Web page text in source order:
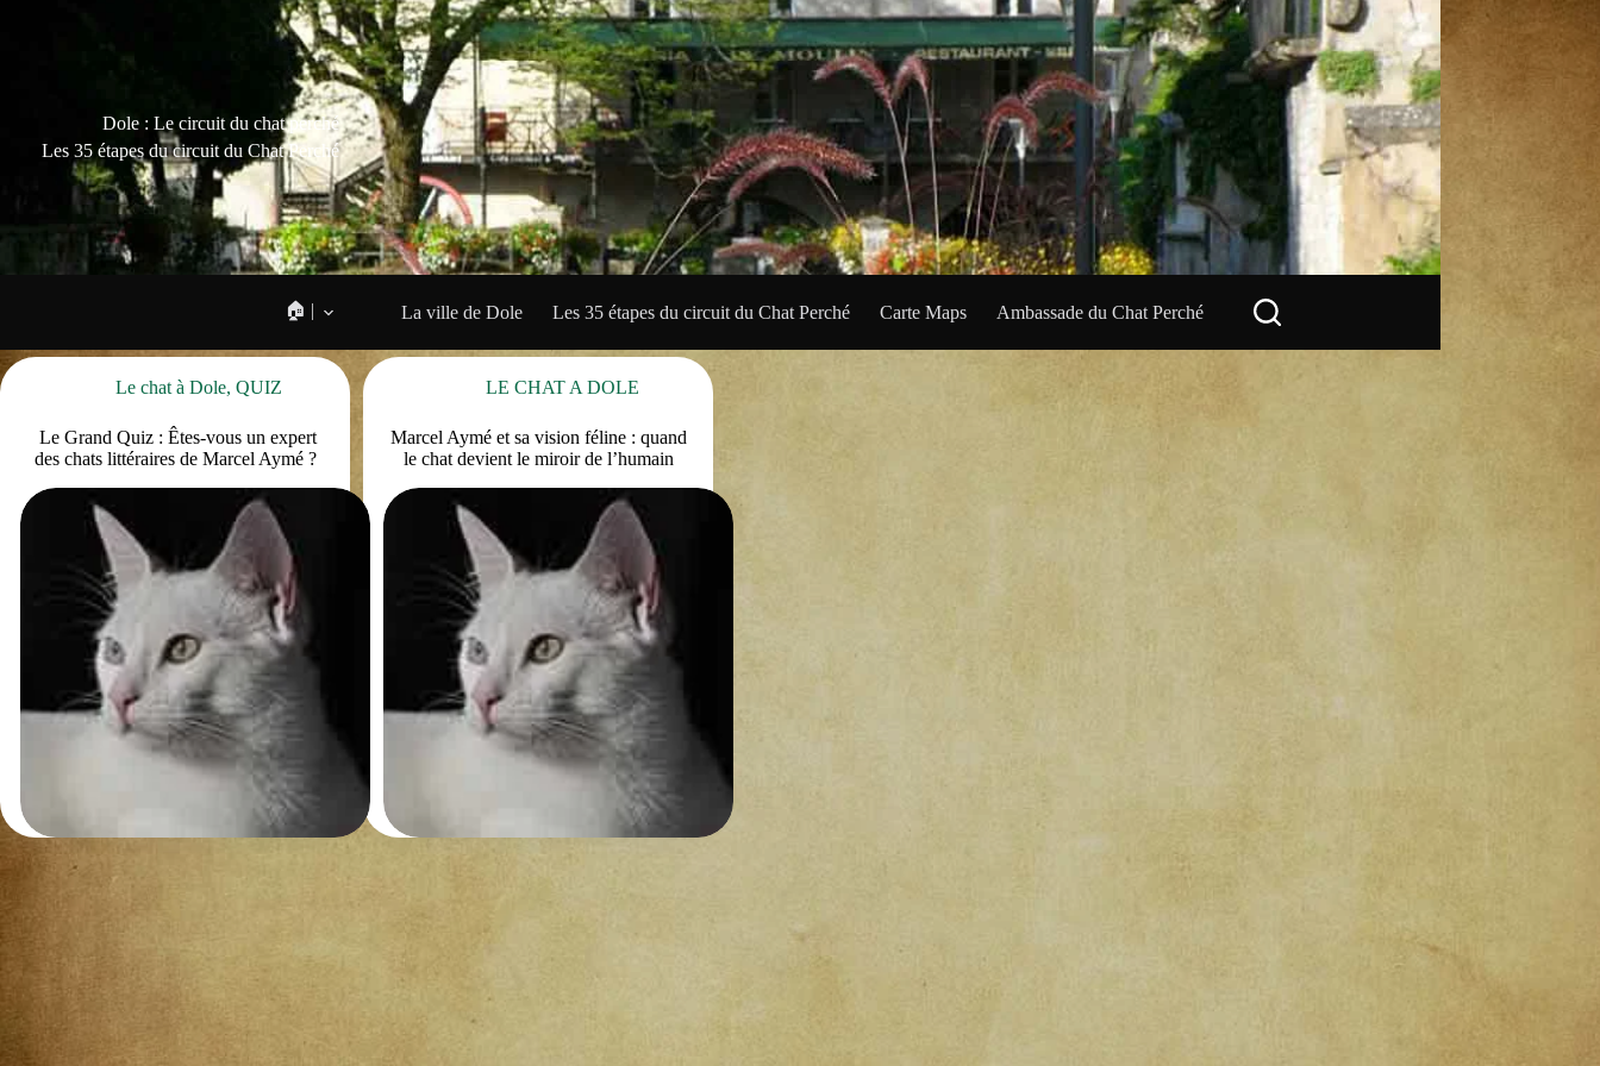
Dole : Le circuit du chat perché
Les 35 étapes du circuit du Chat Perché
🏠 | La ville de Dole Les 35 étapes du circuit du Chat Perché Carte Maps Ambassade du Chat Perché
Le chat à Dole,QUIZ
Le Grand Quiz : Êtes-vous un expert
des chats littéraires de Marcel Aymé ?
LE CHAT A DOLE
Marcel Aymé et sa vision féline : quand
le chat devient le miroir de l’humain